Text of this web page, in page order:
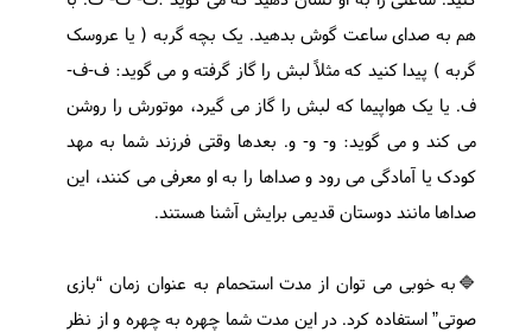
هم به صدای ساعت گوش بدهید. یک بچه گربه ( یا عروسک
گربه ) پیدا کنید که مثلاً لبش را گاز گرفته و می گوید: ف-ف-
ف. یا یک هواپیما که لبش را گاز می گیرد، موتورش را روشن
می کند و می گوید: و- و- و. بعدها وقتی فرزند شما به مهد
کودک یا آمادگی می رود و صداها را به او معرفی می کنند، این
صداها مانند دوستان قدیمی برایش آشنا هستند.
🔷به خوبی می توان از مدت استحمام به عنوان زمان “بازی
صوتی” استفاده کرد. در این مدت شما چهره به چهره و از نظر